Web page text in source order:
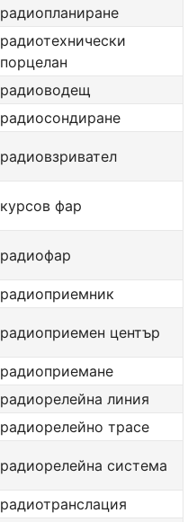
радиопланиране
радиотехнически
порцелан
радиоводещ
радиосондиране
радиовзривател
курсов фар
радиофар
радиоприемник
радиоприемен център
радиоприемане
радиорелейна линия
радиорелейно трасе
радиорелейна система
радиотранслация